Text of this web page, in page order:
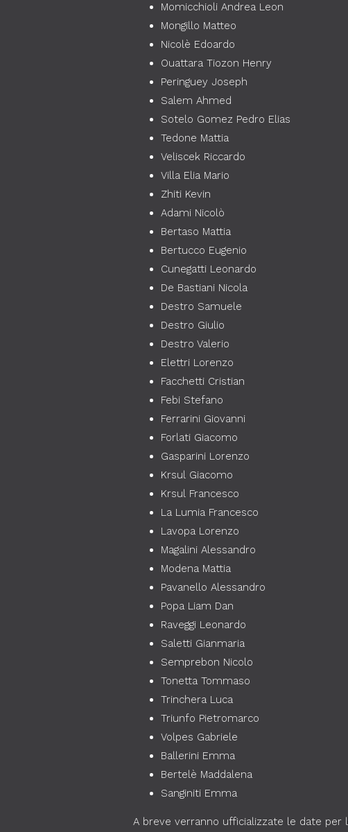
Momicchioli Andrea Leon
Mongillo Matteo
Nicolè Edoardo
Ouattara Tiozon Henry
Peringuey Joseph
Salem Ahmed
Sotelo Gomez Pedro Elias
Tedone Mattia
Veliscek Riccardo
Villa Elia Mario
Zhiti Kevin
Adami Nicolò
Bertaso Mattia
Bertucco Eugenio
Cunegatti Leonardo
De Bastiani Nicola
Destro Samuele
Destro Giulio
Destro Valerio
Elettri Lorenzo
Facchetti Cristian
Febi Stefano
Ferrarini Giovanni
Forlati Giacomo
Gasparini Lorenzo
Krsul Giacomo
Krsul Francesco
La Lumia Francesco
Lavopa Lorenzo
Magalini Alessandro
Modena Mattia
Pavanello Alessandro
Popa Liam Dan
Raveggi Leonardo
Saletti Gianmaria
Semprebon Nicolo
Tonetta Tommaso
Trinchera Luca
Triunfo Pietromarco
Volpes Gabriele
Ballerini Emma
Bertelè Maddalena
Sanginiti Emma
A breve verranno ufficializzate le date per